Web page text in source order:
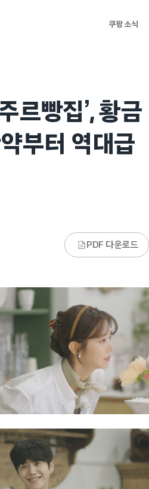
쿠팡 소식
르빵집’, 황금
부터 역대급
PDF 다운로드